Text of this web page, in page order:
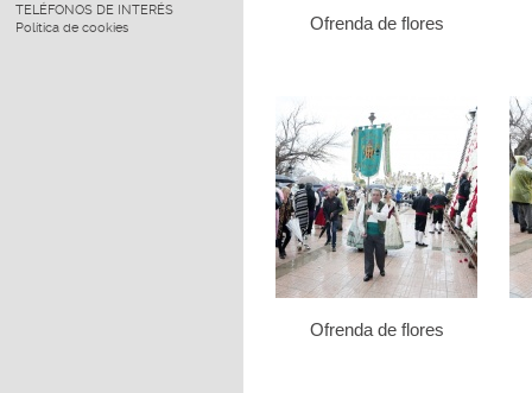
TELÉFONOS DE INTERÉS
Política de cookies
Ofrenda de flores
Ofrenda de flores